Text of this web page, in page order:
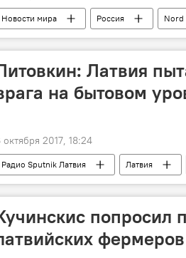
Новости мира Россия Nord
"Северный поток - 2" - труба раздора
Латвия
на бытовом
октября 2017, 18:24
Радио Sputnik Латвия Латвия
попросил
фермеров